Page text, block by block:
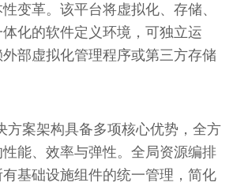
变革。该平台将虚拟化、存储、
化的软件定义环境，可独立运
部虚拟化管理程序或第三方存储
方案架构具备多项核心优势，全方
能、效率与弹性。全局资源编排
基础设施组件的统一管理，简化